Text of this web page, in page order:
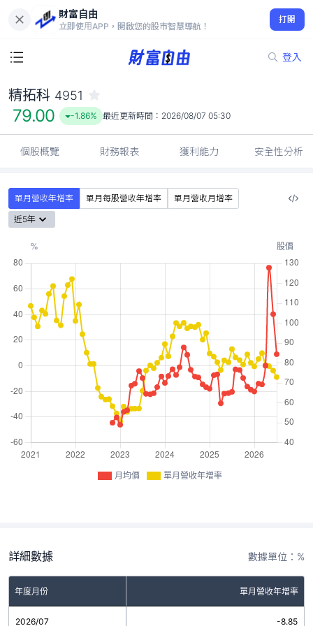
財富自由
立即使用APP，開啟您的股市智慧導航！
打開
登入
79.00
-1.86%
精拓科 4951
79.00 -1.86% 最近更新時間： 2026/08/07 05:30
個股概覽 財務報表 獲利能力 安全性分析
單月營收年增率 單月每股營收年增率
單月營收月增率
近5年
月均價 單月營收年增率
詳細數據 數據單位：%
年度月份 單月營收年增率
2026/07 -8.85